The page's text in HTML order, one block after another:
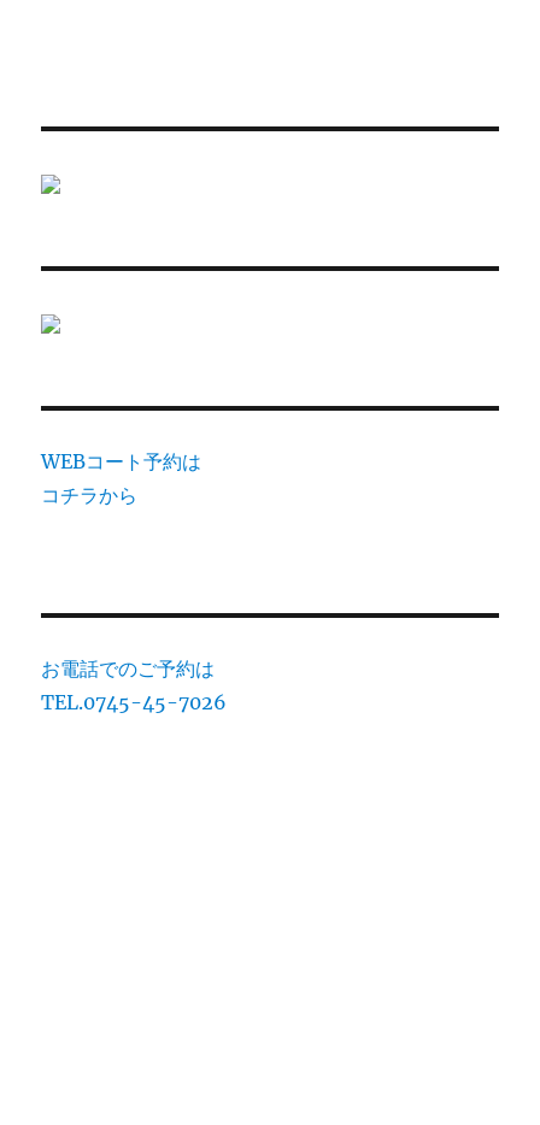
WEBコート予約は
コチラから
お電話でのご予約は
TEL.0745-45-7026